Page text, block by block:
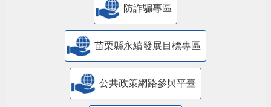
防詐騙專區
苗栗縣永續發展目標專區
公共政策網路參與平臺